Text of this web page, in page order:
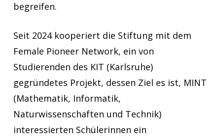
begreifen.
Seit 2024 kooperiert die Stiftung mit dem
Female Pioneer Network, ein von
Studierenden des KIT (Karlsruhe)
gegründetes Projekt, dessen Ziel es ist, MINT
(Mathematik, Informatik,
Naturwissenschaften und Technik)
interessierten Schülerinnen ein